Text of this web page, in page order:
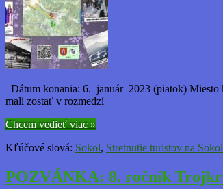
Dátum konania: 6. január 2023 (piatok) Miesto
mali zostať v
Chcem vedieť viac »
Kľúčové slová: Sokol, Stretnutie turistov na
POZVÁNKA: 8. ročník